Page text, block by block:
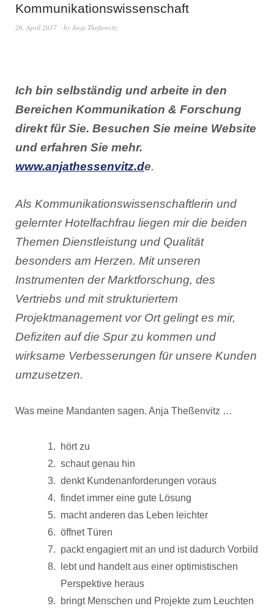
Kommunikationswissenschaft
26. April 2017 by Anja Theßenvitz
Ich bin selbständig und arbeite in den
Bereichen Kommunikation & Forschung
direkt für Sie. Besuchen Sie meine Website
und erfahren Sie mehr.
www.anjathessenvitz.de.
Als Kommunikationswissenschaftlerin und
gelernter Hotelfachfrau liegen mir die beiden
Themen Dienstleistung und Qualität
besonders am Herzen. Mit unseren
Instrumenten der Marktforschung, des
Vertriebs und mit strukturiertem
Projektmanagement vor Ort gelingt es mir,
Defiziten auf die Spur zu kommen und
wirksame Verbesserungen für unsere Kunden
umzusetzen.
Was meine Mandanten sagen. Anja Theßenvitz …
hört zu
schaut genau hin
denkt Kundenanforderungen voraus
findet immer eine gute Lösung
macht anderen das Leben leichter
öffnet Türen
packt engagiert mit an und ist dadurch Vorbild
lebt und handelt aus einer optimistischen
Perspektive heraus
bringt Menschen und Projekte zum Leuchten